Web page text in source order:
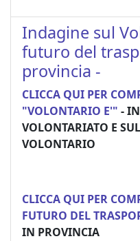
Indagine sul
futuro del
provincia -
CLICCA QUI PER
"VOLONTARIO E'" -
VOLONTARIATO E
VOLONTARIO
CLICCA QUI PER
FUTURO DEL
IN PROVINCIA